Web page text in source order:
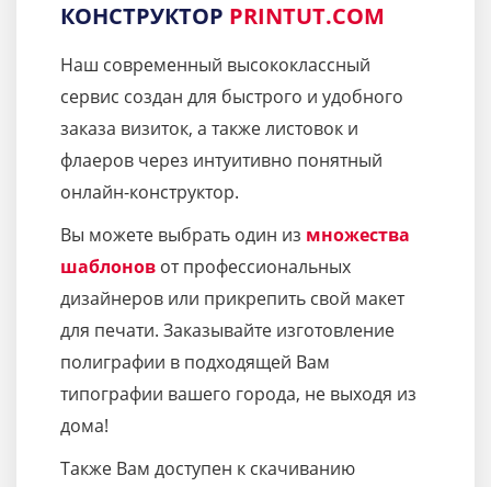
КОНСТРУКТОР PRINTUT.COM
Наш современный высококлассный
сервис создан для быстрого и удобного
заказа визиток, а также листовок и
флаеров через интуитивно понятный
онлайн-конструктор.
Вы можете выбрать один из множества
шаблонов от профессиональных
дизайнеров или прикрепить свой макет
для печати. Заказывайте изготовление
полиграфии в подходящей Вам
типографии вашего города, не выходя из
дома!
Также Вам доступен к скачиванию